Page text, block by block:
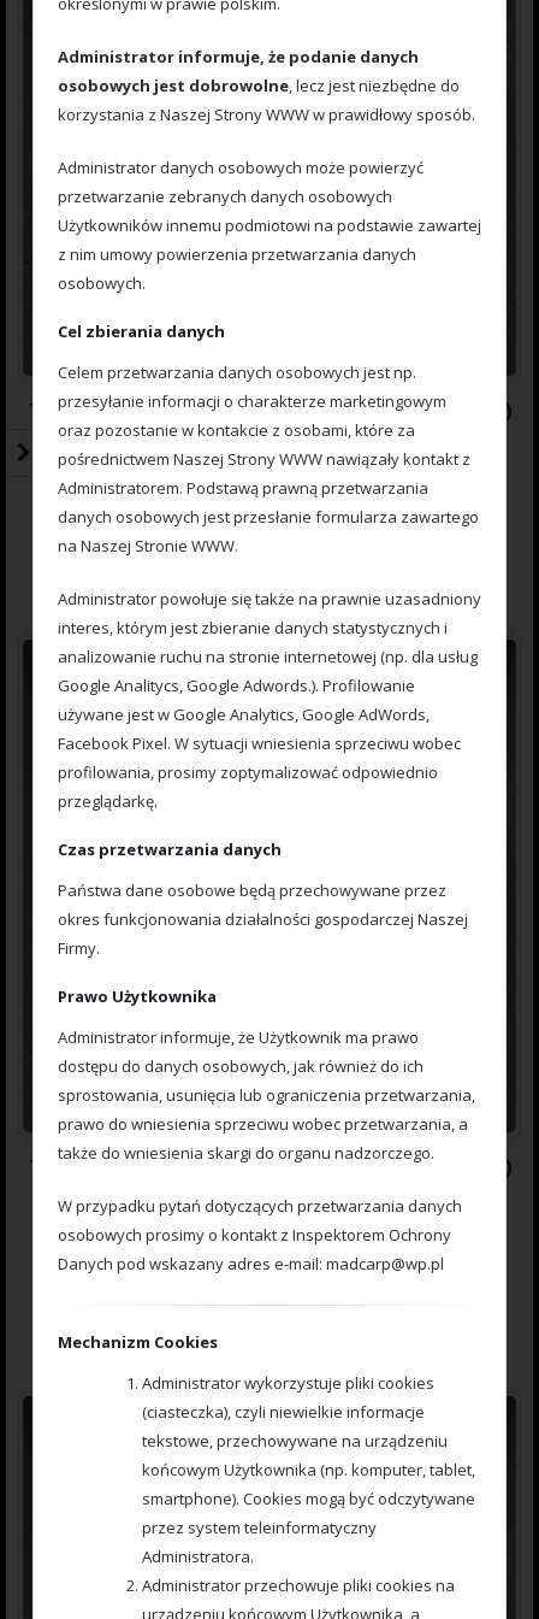
777222071 Koszyczek Method Feeder ARC PC ( Poliwęglan )
50 g.
0
of
7.40zł
777222072 Koszyczek Method Feeder ARC PC ( Poliwęglan )
0
of
Administrator informuje, że podanie danych
osobowych jest dobrowolne, lecz jest niezbędne do
korzystania z Naszej Strony WWW w prawidłowy sposób.
Administrator danych osobowych może powierzyć
przetwarzanie zebranych danych osobowych
Użytkowników innemu podmiotowi na podstawie zawartej
z nim umowy powierzenia przetwarzania danych
osobowych.
Cel zbierania danych
Celem przetwarzania danych osobowych jest np.
przesyłanie informacji o charakterze marketingowym
oraz pozostanie w kontakcie z osobami, które za
pośrednictwem Naszej Strony WWW nawiązały kontakt z
Administratorem. Podstawą prawną przetwarzania
danych osobowych jest przesłanie formularza zawartego
na Naszej Stronie WWW.
Administrator powołuje się także na prawnie uzasadniony
interes, którym jest zbieranie danych statystycznych i
analizowanie ruchu na stronie internetowej (np. dla usług
Google Analitycs, Google Adwords.). Profilowanie
używane jest w Google Analytics, Google AdWords,
Facebook Pixel. W sytuacji wniesienia sprzeciwu wobec
profilowania, prosimy zoptymalizować odpowiednio
przeglądarkę.
Czas przetwarzania danych
Państwa dane osobowe będą przechowywane przez
okres funkcjonowania działalności gospodarczej Naszej
Firmy.
Prawo Użytkownika
Administrator informuje, że Użytkownik ma prawo
dostępu do danych osobowych, jak również do ich
sprostowania, usunięcia lub ograniczenia przetwarzania,
prawo do wniesienia sprzeciwu wobec przetwarzania, a
także do wniesienia skargi do organu nadzorczego.
W przypadku pytań dotyczących przetwarzania danych
osobowych prosimy o kontakt z Inspektorem Ochrony
Danych pod wskazany adres e-mail: madcarp@wp.pl
Mechanizm Cookies
Administrator wykorzystuje pliki cookies
(ciasteczka), czyli niewielkie informacje
tekstowe, przechowywane na urządzeniu
końcowym Użytkownika (np. komputer, tablet,
smartphone). Cookies mogą być odczytywane
przez system teleinformatyczny
Administratora.
Administrator przechowuje pliki cookies na
urządzeniu końcowym Użytkownika, a